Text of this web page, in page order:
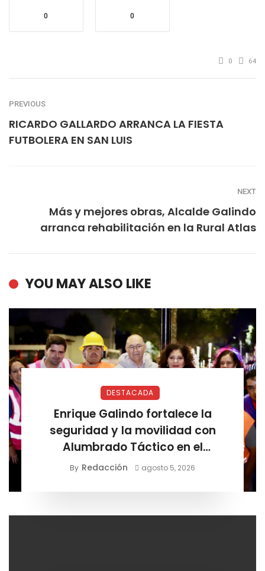
0 0
0 64
PREVIOUS
RICARDO GALLARDO ARRANCA LA FIESTA
FUTBOLERA EN SAN LUIS
NEXT
Más y mejores obras, Alcalde Galindo
arranca rehabilitación en la Rural Atlas
YOU MAY ALSO LIKE
DESTACADA
Enrique Galindo fortalece la
seguridad y la movilidad con
Alumbrado Táctico en el
Corredor Lomas
By Redacción agosto 5, 2026